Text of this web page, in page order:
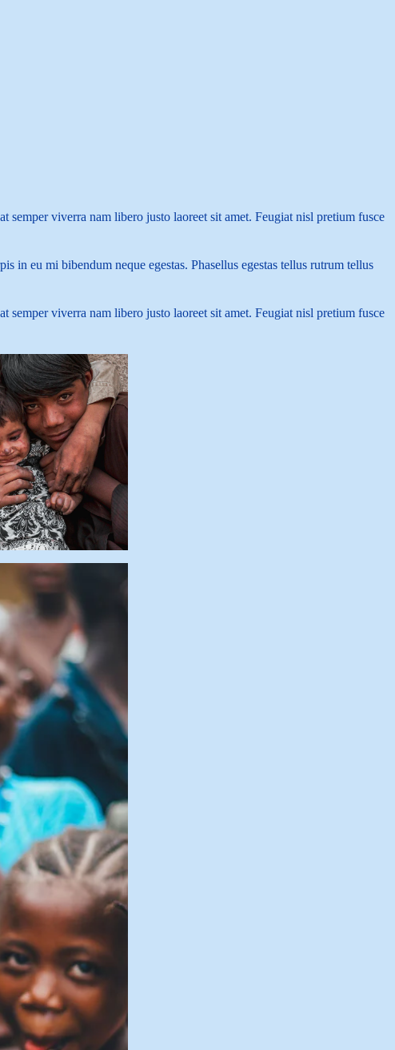
viverra nam libero justo laoreet sit amet. Feugiat nisl pretium fusce
in eu mi bibendum neque egestas. Phasellus egestas tellus rutrum tellus
viverra nam libero justo laoreet sit amet. Feugiat nisl pretium fusce